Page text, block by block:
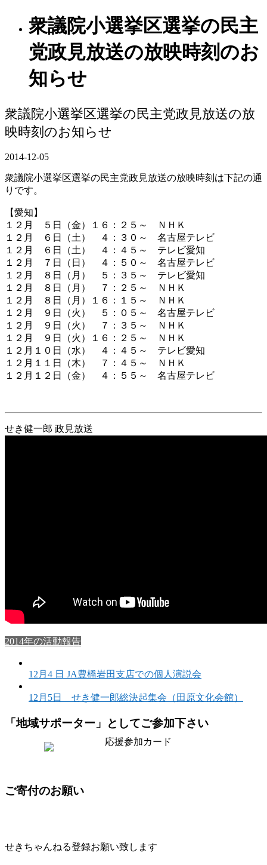
衆議院小選挙区選挙の民主
党政見放送の放映時刻のお
知らせ
衆議院小選挙区選挙の民主党政見放送の放
映時刻のお知らせ
2014-12-05
衆議院小選挙区選挙の民主党政見放送の放映時刻は下記の通
りです。
【愛知】
１２月 ５日（金）１６：２５～ ＮＨＫ
１２月 ６日（土） ４：３０～ 名古屋テレビ
１２月 ６日（土） ４：４５～ テレビ愛知
１２月 ７日（日） ４：５０～ 名古屋テレビ
１２月 ８日（月） ５：３５～ テレビ愛知
１２月 ８日（月） ７：２５～ ＮＨＫ
１２月 ８日（月）１６：１５～ ＮＨＫ
１２月 ９日（火） ５：０５～ 名古屋テレビ
１２月 ９日（火） ７：３５～ ＮＨＫ
１２月 ９日（火）１６：２５～ ＮＨＫ
１２月１０日（水） ４：４５～ テレビ愛知
１２月１１日（木） ７：４５～ ＮＨＫ
１２月１２日（金） ４：５５～ 名古屋テレビ
せき健一郎 政見放送
2014年の活動報告
12月4 日 JA豊橋岩田支店での個人演説会
12月5日 せき健一郎総決起集会（田原文化会館）
「地域サポーター」としてご参加下さい
ご寄付のお願い
せきちゃんねる登録お願い致します